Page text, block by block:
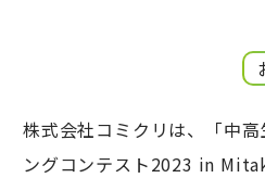
株式会社コミクリは、「中
ングコンテスト2023 in